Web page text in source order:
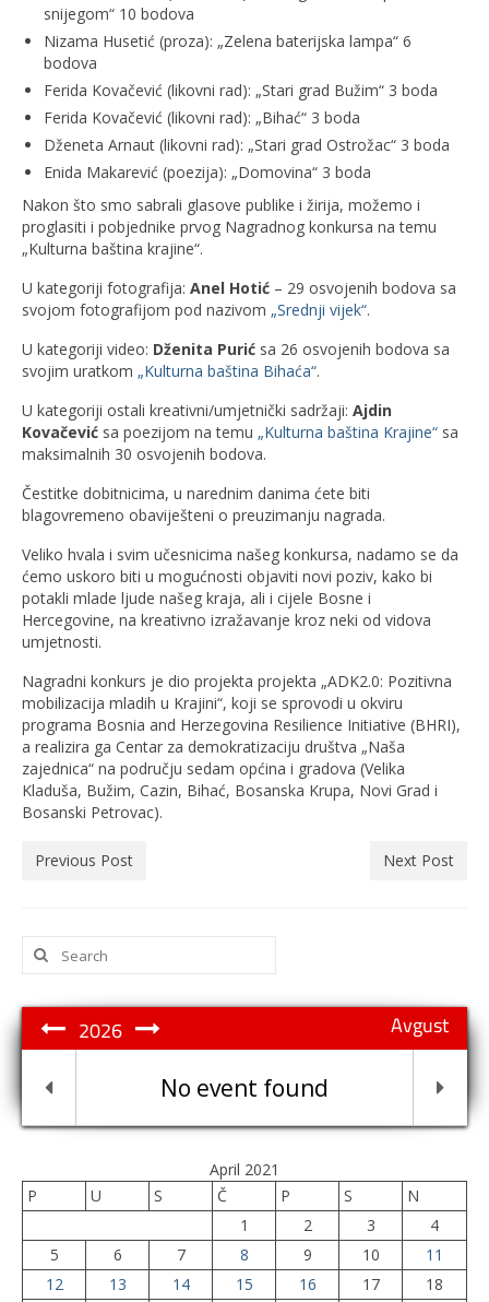
snijegom“ 10 bodova
Nizama Husetić (proza): „Zelena baterijska lampa“ 6
bodova
Ferida Kovačević (likovni rad): „Stari grad Bužim“ 3 boda
Ferida Kovačević (likovni rad): „Bihać“ 3 boda
Dženeta Arnaut (likovni rad): „Stari grad Ostrožac“ 3 boda
Enida Makarević (poezija): „Domovina“ 3 boda
Nakon što smo sabrali glasove publike i žirija, možemo i
proglasiti i pobjednike prvog Nagradnog konkursa na temu
„Kulturna baština krajine“.
U kategoriji fotografija: Anel Hotić – 29 osvojenih bodova sa
svojom fotografijom pod nazivom „Srednji vijek“.
U kategoriji video: Dženita Purić sa 26 osvojenih bodova sa
svojim uratkom „Kulturna baština Bihaća“.
U kategoriji ostali kreativni/umjetnički sadržaji: Ajdin
Kovačević sa poezijom na temu „Kulturna baština Krajine“ sa
maksimalnih 30 osvojenih bodova.
Čestitke dobitnicima, u narednim danima ćete biti
blagovremeno obaviješteni o preuzimanju nagrada.
Veliko hvala i svim učesnicima našeg konkursa, nadamo se da
ćemo uskoro biti u mogućnosti objaviti novi poziv, kako bi
potakli mlade ljude našeg kraja, ali i cijele Bosne i
Hercegovine, na kreativno izražavanje kroz neki od vidova
umjetnosti.
Nagradni konkurs je dio projekta projekta „ADK2.0: Pozitivna
mobilizacija mladih u Krajini“, koji se sprovodi u okviru
programa Bosnia and Herzegovina Resilience Initiative (BHRI),
a realizira ga Centar za demokratizaciju društva „Naša
zajednica“ na području sedam općina i gradova (Velika
Kladuša, Bužim, Cazin, Bihać, Bosanska Krupa, Novi Grad i
Bosanski Petrovac).
Previous Post Next Post
Search
for:
Avgust
2026
No event found
April 2021
P
U S Č P S
N
1
2 3
4
5
6 7 8 9 10
11
12
13 14 15 16 17
18